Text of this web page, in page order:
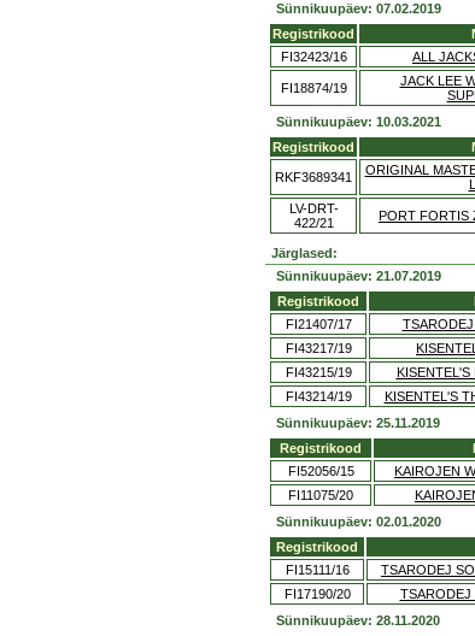
Sünnikuupäev: 07.02.2019
Registrikood
FI32423/16
ALL
FI18874/19
JACK LEE
Sünnikuupäev: 10.03.2021
Registrikood
RKF3689341
ORIGINAL
LV-DRT-
422/21
PORT FORTIS
Järglased:
Sünnikuupäev: 21.07.2019
Registrikood
FI21407/17
FI43217/19
FI43215/19
KISENTEL'S
FI43214/19
KISENTEL'S
Sünnikuupäev: 25.11.2019
Registrikood
FI52056/15
KAIROJEN
FI11075/20
Sünnikuupäev: 02.01.2020
Registrikood
FI15111/16
TSARODEJ
FI17190/20
TSARODEJ
Sünnikuupäev: 28.11.2020